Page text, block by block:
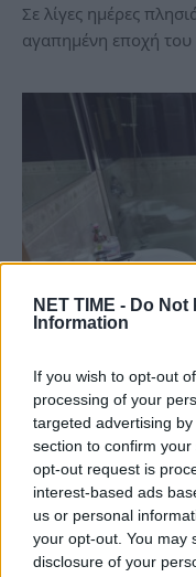
NET TIME - Do Not
Information
If you wish to opt-out
processing of your
targeted advertising
section to confirm
opt-out request is
interest-based ads
us or personal
your opt-out. You may
disclosure of your
Σε λίγες ημέρες
αγαπημένη εποχή
Πώς μπορείτε
από την
αστράφτουν
Σα, 2 Νοέ 2024 16:17
Τα τζάμια από την
άλατα, λόγω των